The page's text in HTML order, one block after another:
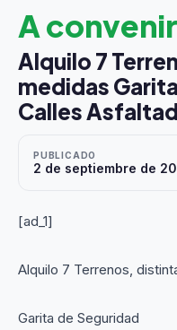
A convenir
Alquilo 7
medidas
Calles
PUBLICADO
2 de septiembre de
[ad_1]
Alquilo 7 Terrenos,
Garita de Seguridad